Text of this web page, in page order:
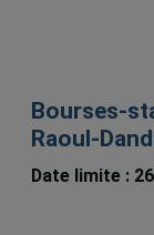
Bourses-
Raoul-
Date limite :